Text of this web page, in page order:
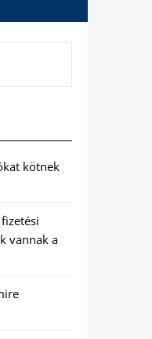
kötnek
vannak a